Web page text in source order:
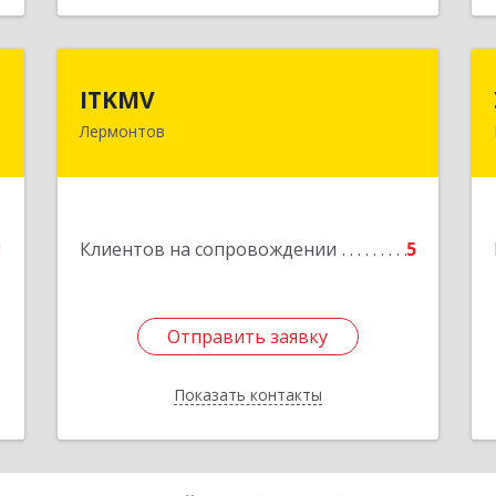
ITKMV
Лермонтов
Клиентов на сопровождении 5
Отправить заявку
Показать контакты
Отправить заявку
Назад